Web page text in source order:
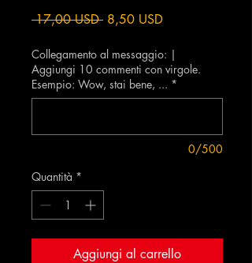
17,00 USD Prezzo
8,50 USDPrezzo
Collegamento al messaggio: |
Aggiungi 10 commenti con virgole.
Esempio: Wow, stai bene, ... *
0/500
Quantità *
Aggiungi al carrello